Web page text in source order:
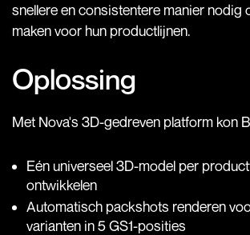
snellere en consistentere manier nodig
maken voor hun productlijnen.
Oplossing
Met Nova's 3D-gedreven platform kon
Eén universeel 3D-model per
ontwikkelen
Automatisch packshots renderen
varianten in 5 GS1-posities